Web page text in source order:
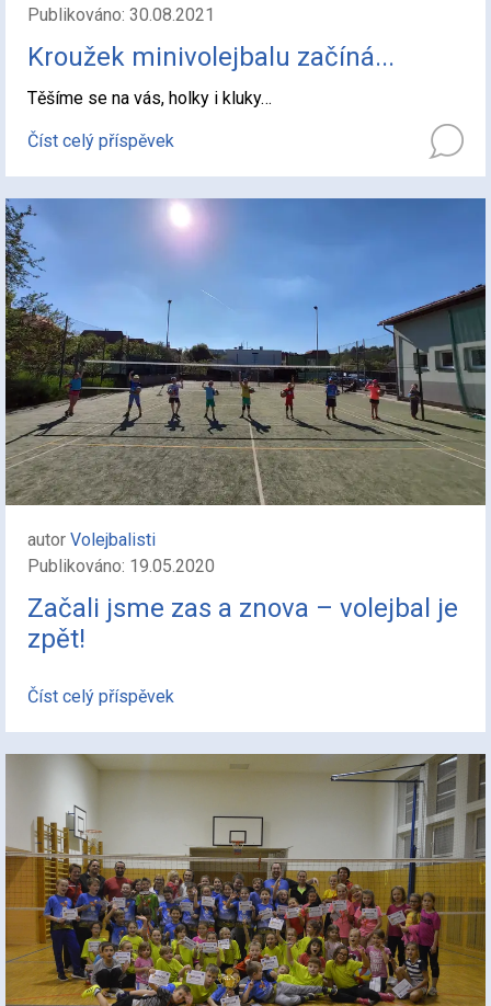
Publikováno: 30.08.2021
Kroužek minivolejbalu začíná...
Těšíme se na vás, holky i kluky…
Číst celý příspěvek
autor Volejbalisti
Publikováno: 19.05.2020
Začali jsme zas a znova – volejbal je
zpět!
Číst celý příspěvek